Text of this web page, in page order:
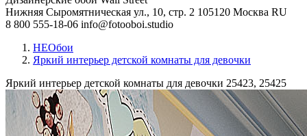
Нижняя Сыромятническая ул., 10, стр. 2 105120 Москва RU
8 800 555-18-06 info@fotooboi.studio
НЕОбои
Яркий интерьер детской комнаты для девочки
Яркий интерьер детской комнаты для девочки 25423, 25425